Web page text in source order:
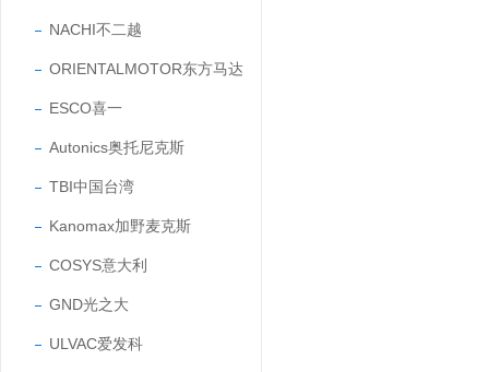
NACHI不二越
ORIENTALMOTOR东方马达
ESCO喜一
Autonics奥托尼克斯
TBI中国台湾
Kanomax加野麦克斯
COSYS意大利
GND光之大
ULVAC爱发科